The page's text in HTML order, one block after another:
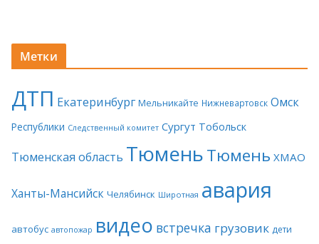
Метки
ДТП Екатеринбург Мельникайте Нижневартовск Омск
Республики Следственный комитет Сургут Тобольск
Тюменская область ТюменьТюмень ХМАО
Ханты-Мансийск Челябинск Широтная авария
автобус автопожар видео встречка грузовик дети